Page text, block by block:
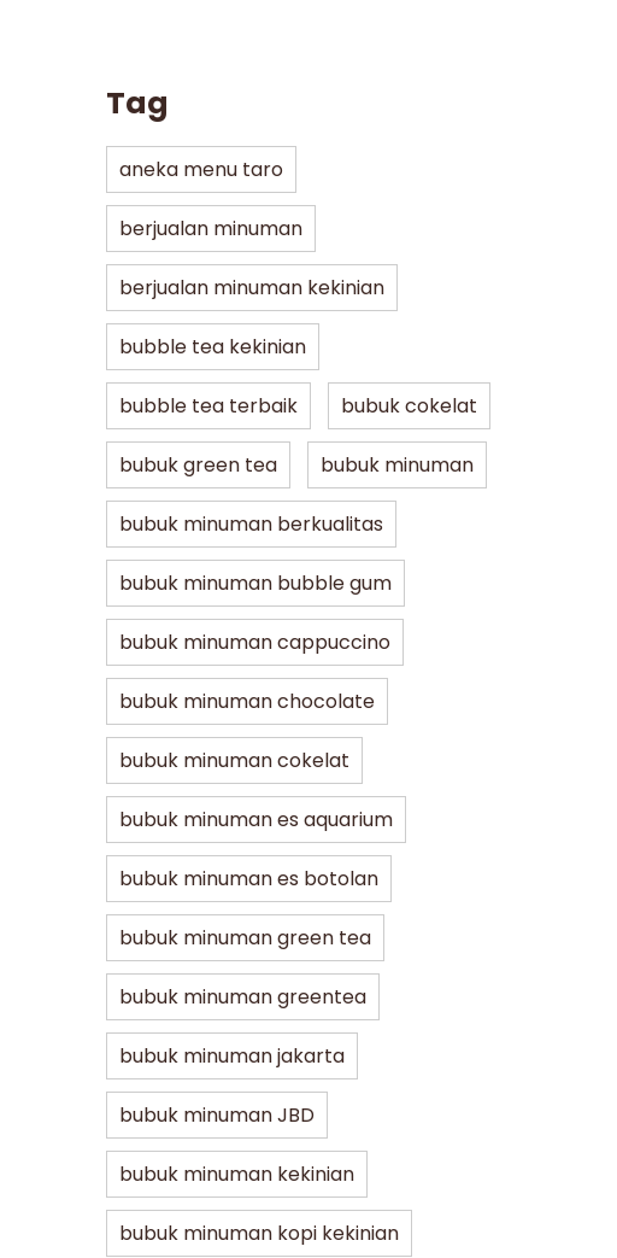
Tag
aneka menu taro
berjualan minuman
berjualan minuman kekinian
bubble tea kekinian
bubble tea terbaik bubuk cokelat
bubuk green tea bubuk minuman
bubuk minuman berkualitas
bubuk minuman bubble gum
bubuk minuman cappuccino
bubuk minuman chocolate
bubuk minuman cokelat
bubuk minuman es aquarium
bubuk minuman es botolan
bubuk minuman green tea
bubuk minuman greentea
bubuk minuman jakarta
bubuk minuman JBD
bubuk minuman kekinian
bubuk minuman kopi kekinian